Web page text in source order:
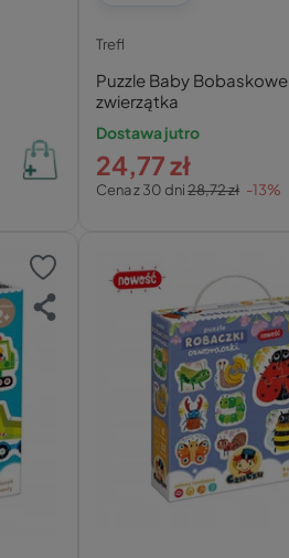
Trefl
Puzzle Baby Bobaskowe
zwierzątka
Dostawa jutro
Cena z 30 dni28,72 zł -13%
24,77 zł